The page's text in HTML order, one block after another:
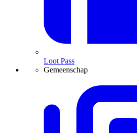
Loot Pass
Gemeenschap